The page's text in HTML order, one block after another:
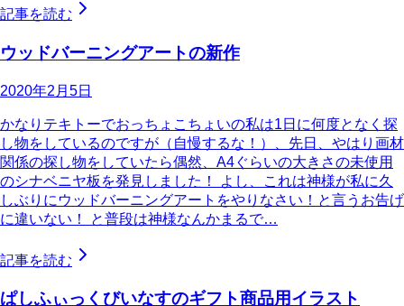
記事を読む
ウッドバーニングアートの新作
2020年2月5日
かなりテキトーでおっちょこちょいの私は1日に何度となく探
し物をしているのですが（自慢するな！）、先日、やはり画材
関係の探し物をしていたら偶然、A4ぐらいの大きさの未使用
のシナベニヤ板を発見しました！ よし、これは神様が私に久
しぶりにウッドバーニングアートをやりなさい！と言うお告げ
に違いない！ と普段は神様なんかまるで…
記事を読む
ぱしふぃっくびいなすのギフト商品用イラスト